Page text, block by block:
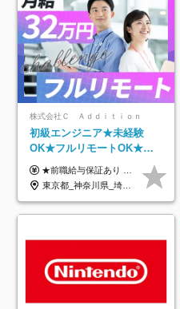
株式会社Ｃ Ａｄｄｉｔｉｏｎ
初級エンジニア★未経験
OK★フルリモートOK★月
給32万円～★残業月10h＆
年休120日以上★副業可
★前職給与保証あり ★月給32万円以上＋インセンティブあり 月給32万円以上＋インセンティブ＋各種手当 ※上記には固定残業代（月30時間・44,400円～）を含みます ※超過分は別途支給します ※試用期間はございません ★＼成果＝あなたの収入／★ 【1】案件単価ー8万円＝あなたの給与 参画したプロジェクトの案件単価から 一律8万円引いた金額があなたの給与です！ （月給例） ■1人称での構築・小規模な詳細設計 案件単価55万円ー8万円＝月給47万円（還元率85.5%） ■大型案件の設計・構築やプロジェクト管理 案件単価90万円ー8万円＝月給82万円（還元率91.1%） ‥‥‥‥‥‥‥‥‥‥‥‥‥‥‥‥‥‥ 【2】月給の他にも豊富なインセンティブあり 全員が月3～13万円のインセンティブをゲットしています！ ≪インセンティブ制度≫ 稼働している現場で増員・交代が発生し、 当社の人員を配属が決定した際に支給。 ◇C Addition正社員が参画 ：実粗利の10%／毎月 ◇協力会社所属の社員が参画：実粗利の30%／毎月 ≪リファラル制度≫ あなたの知り合いが当社のメンバーになった際に、 毎月1人あたり2万円支給します◎ ‥‥‥‥‥‥‥‥‥‥‥‥‥‥‥‥‥‥
東京都_神奈川県_埼玉県_千葉県_大阪府_愛知県_北海道_青森県_岩手県_宮城県_秋田県_山形県_福島県_茨城県_栃木県_群馬県_新潟県_山梨県_長野県_富山県_石川県_福井県_静岡県_岐阜県_三重県_兵庫県_京都府_滋賀県_奈良県_和歌山県_広島県_岡山県_鳥取県_島根県_山口県_徳島県_香川県_愛媛県_高知県_福岡県_熊本県_佐賀県_長崎県_大分県_宮崎県_鹿児島県_沖縄県